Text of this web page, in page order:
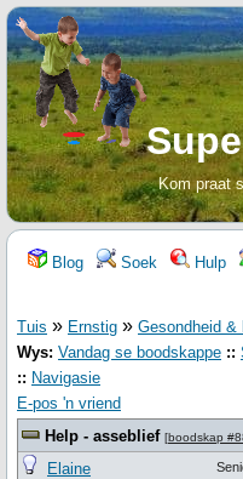
Kom praat
Blog Soek Hulp
Tuis » Ernstig » Gesondheid &
Wys: Vandag se boodskappe ::
:: Navigasie
E-pos 'n vriend
Help - asseblief [boodskap
Elaine